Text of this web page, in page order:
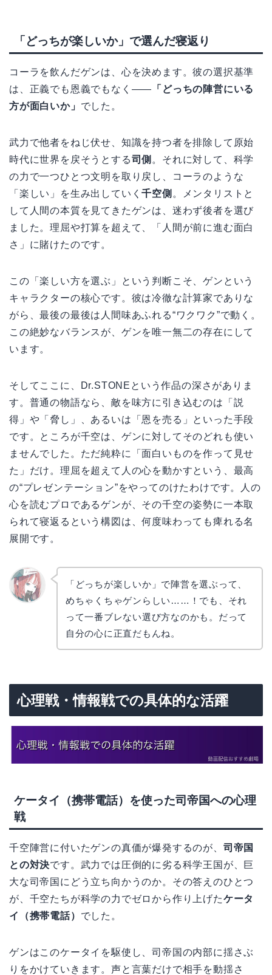
「どっちが楽しいか」で選んだ寝返り
コーラを飲んだゲンは、心を決めます。彼の選択基準
は、正義でも恩義でもなく—— 「どっちの陣営にいる
方が面白いか」 でした。
武力で他者をねじ伏せ、知識を持つ者を排除して原始
時代に世界を戻そうとする司側 。それに対して、科学
の力で一つひとつ文明を取り戻し、コーラのような
「楽しい」を生み出していく千空側 。メンタリストと
して人間の本質を見てきたゲンは、迷わず後者を選び
ました。理屈や打算を超えて、「人間が前に進む面白
さ」に賭けたのです。
この「楽しい方を選ぶ」という判断こそ、ゲンという
キャラクターの核心です。彼は冷徹な計算家でありな
がら、最後の最後は人間味あふれる“ワクワク”で動く。
この絶妙なバランスが、ゲンを唯一無二の存在にして
います。
そしてここに、Dr.STONEという作品の深さがありま
す。普通の物語なら、敵を味方に引き込むのは「説
得」や「脅し」、あるいは「恩を売る」といった手段
です。ところが千空は、ゲンに対してそのどれも使い
ませんでした。ただ純粋に「面白いものを作って見せ
た」だけ。理屈を超えて人の心を動かすという、最高
の“プレゼンテーション”をやってのけたわけです。人の
心を読むプロであるゲンが、その千空の姿勢に一本取
られて寝返るという構図は、何度味わっても痺れる名
展開です。
「どっちが楽しいか」で陣営を選ぶって、
めちゃくちゃゲンらしい……！でも、それ
って一番ブレない選び方なのかも。だって
自分の心に正直だもんね。
心理戦・情報戦での具体的な活躍
ケータイ（携帯電話）を使った司帝国への心理
戦
千空陣営に付いたゲンの真価が爆発するのが、 司帝国
との対決です。武力では圧倒的に劣る科学王国が、巨
大な司帝国にどう立ち向かうのか。その答えのひとつ
が、千空たちが科学の力でゼロから作り上げたケータ
イ（携帯電話） でした。
ゲンはこのケータイを駆使し、司帝国の内部に揺さぶ
りをかけていきます。声と言葉だけで相手を動揺さ